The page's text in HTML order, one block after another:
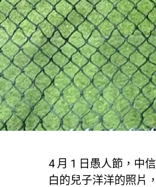
4 月 1 日愚人節，中
白的兒子洋洋的照片